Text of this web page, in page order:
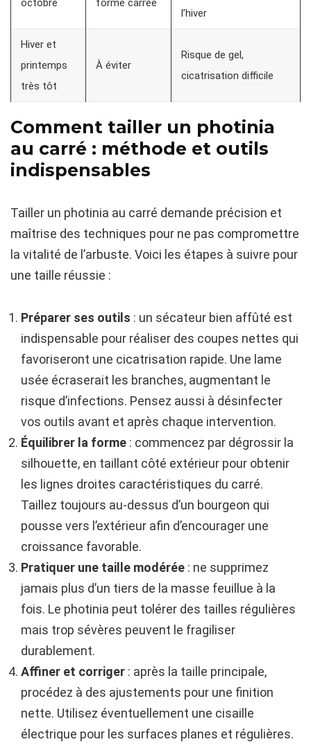
octobre
forme carrée
l’hiver
Hiver et
printemps
très tôt
À éviter
Risque de gel,
cicatrisation difficile
Comment tailler un photinia
au carré : méthode et outils
indispensables
Tailler un photinia au carré demande précision et
maîtrise des techniques pour ne pas compromettre
la vitalité de l’arbuste. Voici les étapes à suivre pour
une taille réussie :
Préparer ses outils : un sécateur bien affûté est
indispensable pour réaliser des coupes nettes qui
favoriseront une cicatrisation rapide. Une lame
usée écraserait les branches, augmentant le
risque d’infections. Pensez aussi à désinfecter
vos outils avant et après chaque intervention.
Équilibrer la forme : commencez par dégrossir la
silhouette, en taillant côté extérieur pour obtenir
les lignes droites caractéristiques du carré.
Taillez toujours au-dessus d’un bourgeon qui
pousse vers l’extérieur afin d’encourager une
croissance favorable.
Pratiquer une taille modérée : ne supprimez
jamais plus d’un tiers de la masse feuillue à la
fois. Le photinia peut tolérer des tailles régulières
mais trop sévères peuvent le fragiliser
durablement.
Affiner et corriger : après la taille principale,
procédez à des ajustements pour une finition
nette. Utilisez éventuellement une cisaille
électrique pour les surfaces planes et régulières.